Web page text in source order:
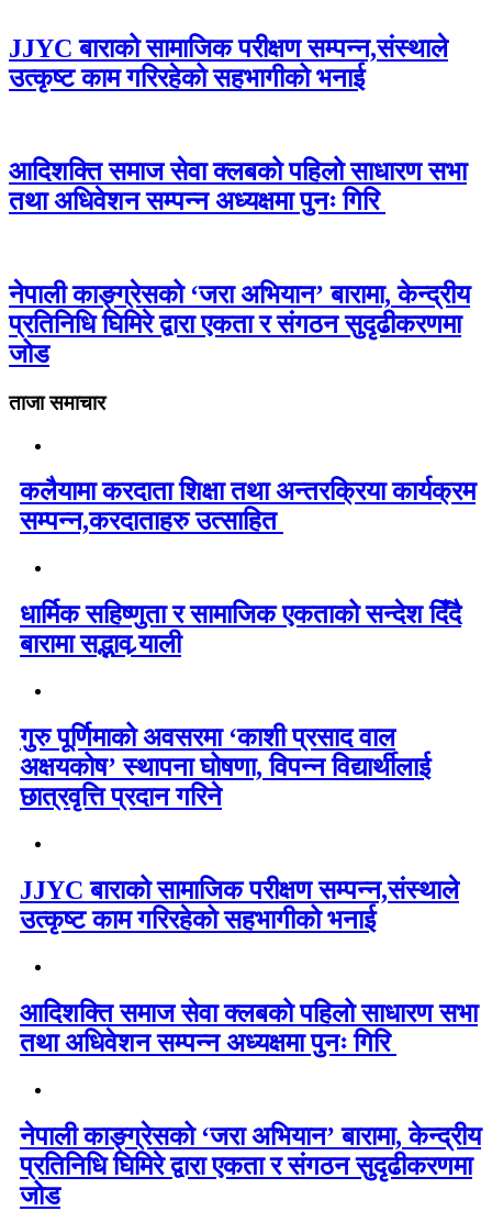
JJYC बाराको सामाजिक परीक्षण सम्पन्न,संस्थाले
उत्कृष्ट काम गरिरहेको सहभागीको भनाई
आदिशक्ति समाज सेवा क्लबको पहिलो साधारण सभा
तथा अधिवेशन सम्पन्न अध्यक्षमा पुनः गिरि
नेपाली काङ्ग्रेसको ‘जरा अभियान’ बारामा, केन्द्रीय
प्रतिनिधि घिमिरे द्वारा एकता र संगठन सुदृढीकरणमा
जोड
ताजा समाचार
कलैयामा करदाता शिक्षा तथा अन्तरक्रिया कार्यक्रम
सम्पन्न,करदाताहरु उत्साहित
धार्मिक सहिष्णुता र सामाजिक एकताको सन्देश दिँदै
बारामा सद्भाव र्‍याली
गुरु पूर्णिमाको अवसरमा ‘काशी प्रसाद वाल
अक्षयकोष’ स्थापना घोषणा, विपन्न विद्यार्थीलाई
छात्रवृत्ति प्रदान गरिने
JJYC बाराको सामाजिक परीक्षण सम्पन्न,संस्थाले
उत्कृष्ट काम गरिरहेको सहभागीको भनाई
आदिशक्ति समाज सेवा क्लबको पहिलो साधारण सभा
तथा अधिवेशन सम्पन्न अध्यक्षमा पुनः गिरि
नेपाली काङ्ग्रेसको ‘जरा अभियान’ बारामा, केन्द्रीय
प्रतिनिधि घिमिरे द्वारा एकता र संगठन सुदृढीकरणमा
जोड